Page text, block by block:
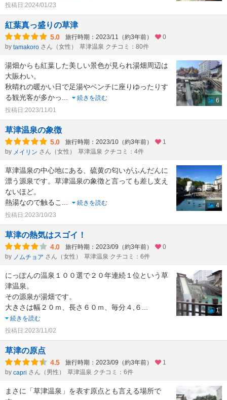
投稿日:2024/01/23
紅葉真っ盛りの草津
5.0 旅行時期：2023/11（約3年前）
0
by tamakoro さん（女性） 草津温泉 クチコミ：80件
湯畑からも紅葉した美しい景色が見られ湯畑周辺は
大賑わい。
秋晴れの暖かい日で足湯やベンチに座りゆったりす
る観光客が多かっ
続きを読む
投稿日:2023/11/01
6
草津温泉の象徴
5.0 旅行時期：2023/10（約3年前）
1
by メイリン さん（女性） 草津温泉 クチコミ：4件
草津温泉の中心地にある、硫黄の匂いがふんだんに
漂う源泉です。草津温泉の象徴と言っても差し支え
ないほど。
熱湯なので触るこ
続きを読む
投稿日:2023/10/23
4
草津の熱気はスゴイ！
4.0 旅行時期：2023/09（約3年前）
0
by ノムチョア さん（女性） 草津温泉 クチコミ：6件
にっぽんの温泉１００選で２０年連続１位という草
津温泉。
その源泉が湯畑です。
大きさは幅２０ｍ、長さ６０ｍ、毎分４,６
続きを読む
投稿日:2023/11/02
1
草津の原点
4.5 旅行時期：2023/09（約3年前）
1
by capri さん（男性） 草津温泉 クチコミ：6件
まさに「草津温泉」を表す原点とも言える場所で